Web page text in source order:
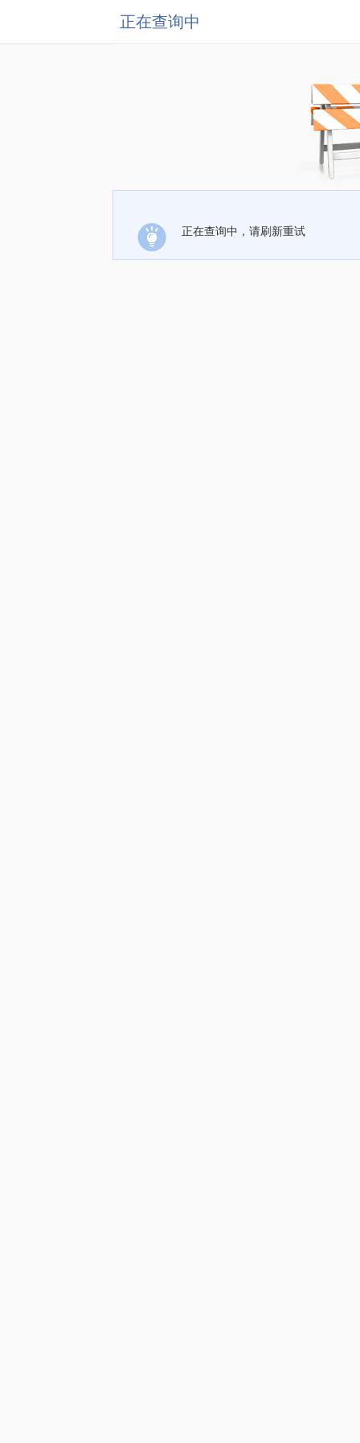
正在查询中
正在查询中，请刷新重试